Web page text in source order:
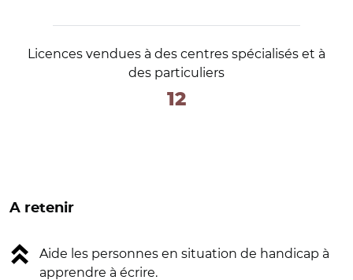
Licences vendues à des centres spécialisés et à
des particuliers
12
A retenir
Aide les personnes en situation de handicap à
apprendre à écrire.